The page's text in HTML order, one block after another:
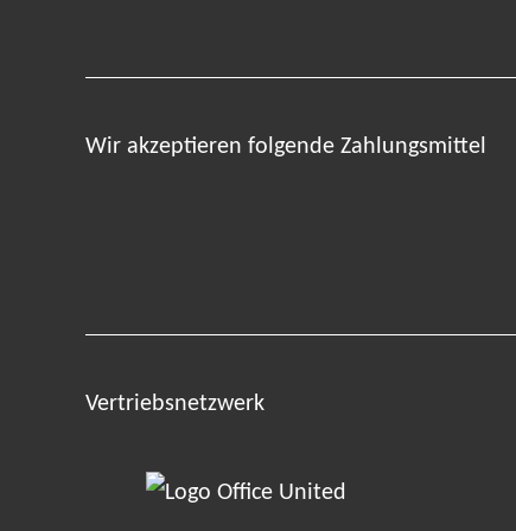
Wir akzeptieren folgende Zahlungsmittel
Vertriebsnetzwerk